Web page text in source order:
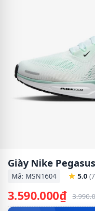
Giày Nike
Mã: MSN1604 5.0
3.590.000₫